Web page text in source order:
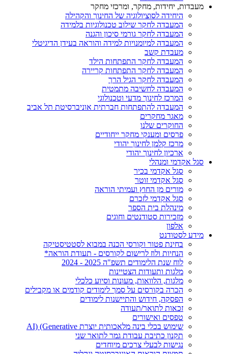
מעבדות, יחידות, מחקר, ומרכזי מחקר
היחידה לסוציולוגיה של החינוך והקהילה
המעבדה לחקר שילוב טכנולוגיות בלמידה
המעבדה לחקר גורמי סיכון והגנה
המעבדה למיומנויות למידה והוראה בעידן הדיגיטלי
מעבדת קשב
המעבדה לחקר התפתחות הילד
המעבדה לחקר התפתחות קריירה
המעבדה לחקר הגיל הרך
המעבדה לחשיבה מתמטית
המרכז לחינוך מדעי וטכנולוגי
המעבדה להתפתחות חברתית אוניברסיטת תל אביב
מאגר מחקרים
החוקרים שלנו
פרסים ומענקי מחקר ייחודיים
מרכז קלמן לחינוך יהודי
ארכיון לחינוך יהודי
סגל אקדמי ומנהלי
סגל אקדמי בכיר
סגל אקדמי זוטר
מורים מן החוץ ועמיתי הוראה
סגל אקדמי לזכרם
מינהלת בית הספר
מזכירות סטודנטים וחוגים
אלפון
מידע לסטודנט
בחינת פטור וקורסי הכנה במבוא לסטטיסטיקה
הנחיות ולוז לרישום לקורסים - תעודת הוראה*
לוח שנת הלימודים תשפ"ה 2025 - 2024
מלגות ותעודות הצטיינות
מלגות, הלוואות, מעונות וסיוע כלכלי
הכרה בקורסים על סמך לימודים קודמים או מקבילים
הפסקה, חידוש והתיישנות לימודים
זכאות לתואר/תעודה
טפסים ואישורים
שימוש בכלי בינה מלאכותית יוצרת AI) (Generative
תקנון כתיבת עבודת גמר לתואר שני
נגישות לבעלי צרכים מיוחדים